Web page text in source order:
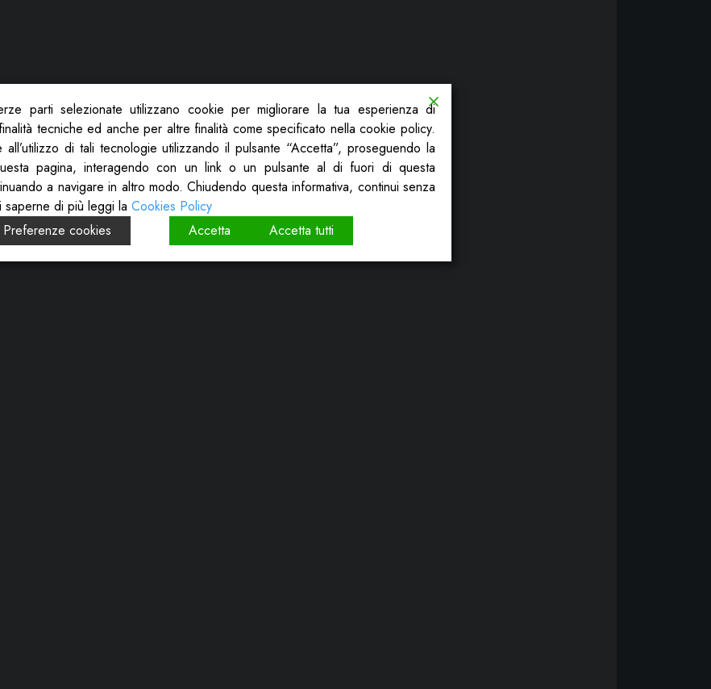
parti selezionate utilizzano cookie per migliorare la tua esperienza di
tecniche ed anche per altre finalità come specificato nella cookie policy.
all’utilizzo di tali tecnologie utilizzando il pulsante “Accetta”, proseguendo la
pagina, interagendo con un link o un pulsante al di fuori di questa
a navigare in altro modo. Chiudendo questa informativa, continui senza
saperne di più leggi la Cookies Policy
Preferenze cookies Accetta Accetta tutti